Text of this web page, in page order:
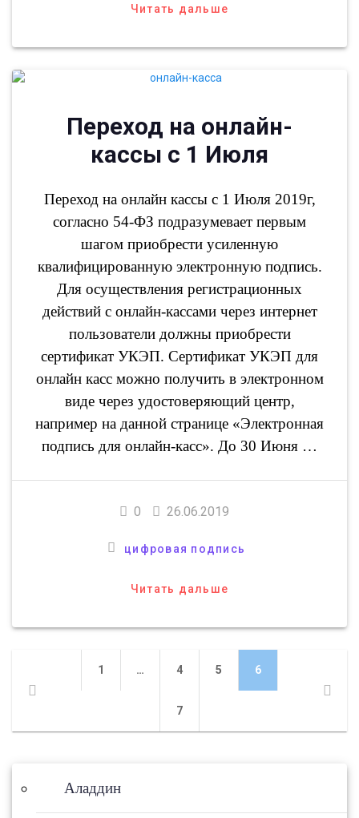
Читать дальше
Переход на онлайн-
кассы с 1 Июля
Переход на онлайн кассы с 1 Июля 2019г,
согласно 54-ФЗ подразумевает первым
шагом приобрести усиленную
квалифицированную электронную подпись.
Для осуществления регистрационных
действий с онлайн-кассами через интернет
пользователи должны приобрести
сертификат УКЭП. Сертификат УКЭП для
онлайн касс можно получить в электронном
виде через удостоверяющий центр,
например на данной странице «Электронная
подпись для онлайн-касс». До 30 Июня …
0 26.06.2019
цифровая подпись
Читать дальше
Навигация
по
записям
Страница
1 … Страница
4 Страница
5 Страница
6
Страница
7
Аладдин